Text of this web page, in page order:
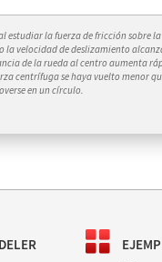
estudiar la fuerza de fricción sobre
la velocidad de deslizamiento
de la rueda al centro aumenta
centrífuga se haya vuelto menor
en un círculo.